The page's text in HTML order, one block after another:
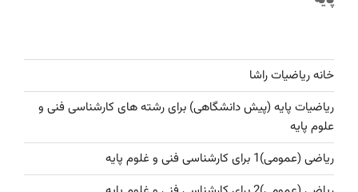
خانه ریاضیات راشا
ریاضیات پایه (پیش دانشگاهی) برای رشته های کارشناسی فنی و
علوم پایه
ریاضی (عمومی)1 برای کارشناسی فنی و غلوم پایه